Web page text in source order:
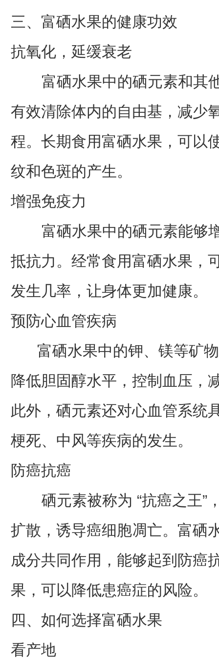
三、富硒水果的健康功效
抗氧化，延缓衰老
富硒水果中的硒元素和其
有效清除体内的自由基，减少
程。长期食用富硒水果，可以
纹和色斑的产生。
增强免疫力
富硒水果中的硒元素能够
抵抗力。经常食用富硒水果，
发生几率，让身体更加健康。
预防心血管疾病
富硒水果中的钾、镁等矿物
降低胆固醇水平，控制血压，
此外，硒元素还对心血管系统
梗死、中风等疾病的发生。
防癌抗癌
硒元素被称为 “抗癌之王”
扩散，诱导癌细胞凋亡。富硒
成分共同作用，能够起到防癌
果，可以降低患癌症的风险。
四、如何选择富硒水果
看产地